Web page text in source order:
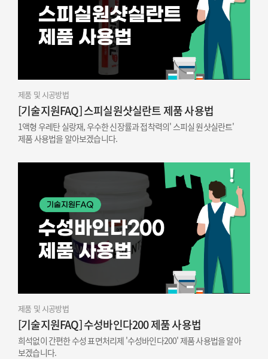
제품 및 시공방법
[기술지원FAQ] 스피실원샷실란트 제품 사용법
1액형 우레탄 실랑재, 우수한 신장률과 접착력의' 스피실 원샷실란트'
제품 사용법을 알아보겠습니다.
제품 및 시공방법
[기술지원FAQ] 수성바인다200 제품 사용법
희석없이 간편한 수성 표면처리제 '수성바인다200' 제품 사용법을 알아
보겠습니다.